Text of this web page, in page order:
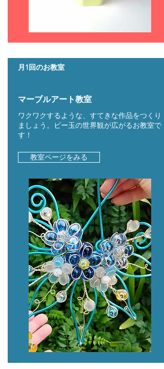
月1回のお教室
マーブルアート教室
ワクワクするような、すてきな作品をつくり
ましょう。ビー玉の世界観が広がるお教室で
す！
教室ページをみる